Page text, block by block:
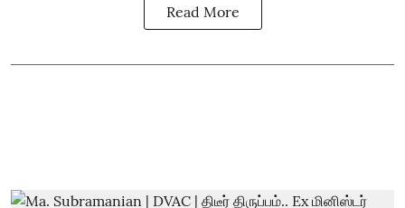
Read More